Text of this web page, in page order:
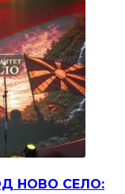
НОВО СЕЛО: